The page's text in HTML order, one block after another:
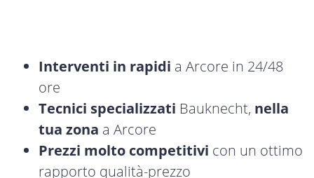
Interventi in rapidi a Arcore in 24/48
ore
Tecnici specializzati Bauknecht, nella
tua zona a Arcore
Prezzi molto competitivi con un ottimo
rapporto qualità-prezzo